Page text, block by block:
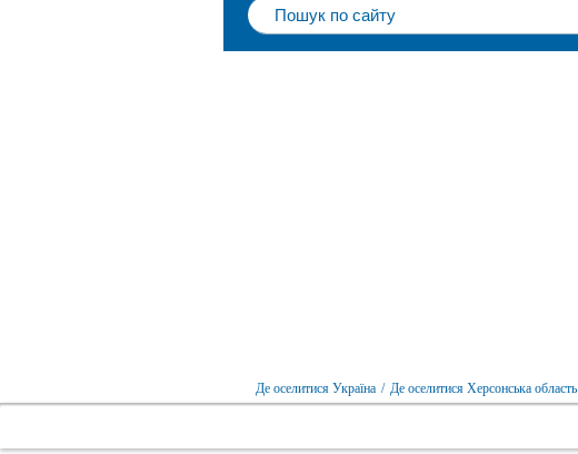
Де оселитися Україна / Де оселитися Херсонська область